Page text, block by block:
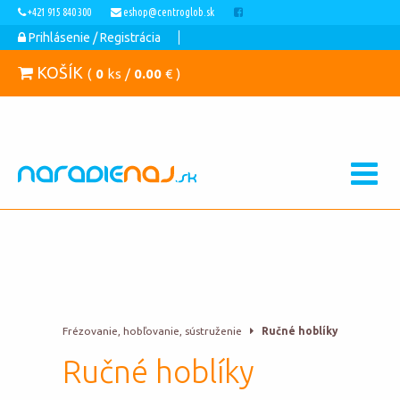
+421 915 840 300 eshop@centroglob.sk
Prihlásenie / Registrácia
KOŠÍK ( 0 ks / 0.00 € )
Frézovanie, hobľovanie, sústruženie Ručné hoblíky
Ručné hoblíky